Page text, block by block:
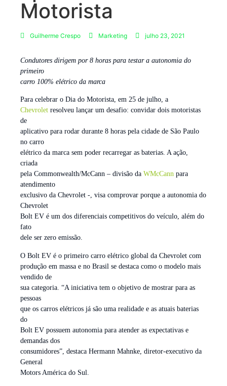
Motorista
Guilherme Crespo Marketing julho 23, 2021
Condutores dirigem por 8 horas para testar a autonomia do
primeiro
carro 100% elétrico da marca
Para celebrar o Dia do Motorista, em 25 de julho, a
Chevrolet resolveu lançar um desafio: convidar dois motoristas
de
aplicativo para rodar durante 8 horas pela cidade de São Paulo
no carro
elétrico da marca sem poder recarregar as baterias. A ação,
criada
pela Commonwealth/McCann – divisão da WMcCann para
atendimento
exclusivo da Chevrolet -, visa comprovar porque a autonomia do
Chevrolet
Bolt EV é um dos diferenciais competitivos do veículo, além do
fato
dele ser zero emissão.
O Bolt EV é o primeiro carro elétrico global da Chevrolet com
produção em massa e no Brasil se destaca como o modelo mais
vendido de
sua categoria. “A iniciativa tem o objetivo de mostrar para as
pessoas
que os carros elétricos já são uma realidade e as atuais baterias
do
Bolt EV possuem autonomia para atender as expectativas e
demandas dos
consumidores”, destaca Hermann Mahnke, diretor-executivo da
General
Motors América do Sul.